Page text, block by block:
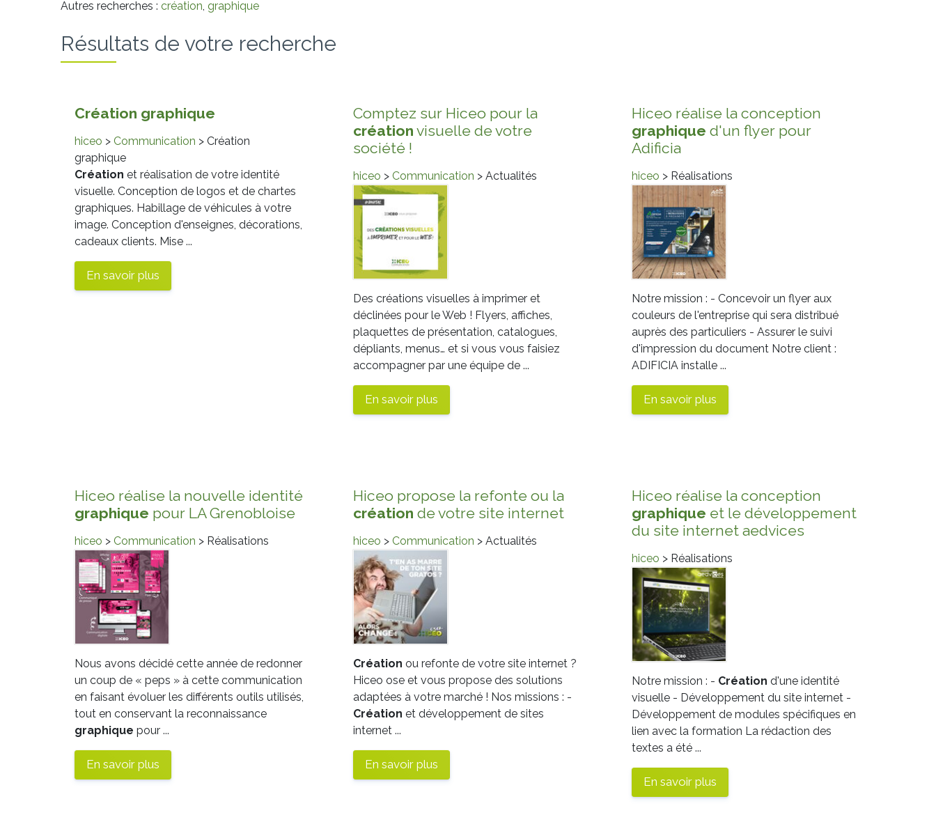
Autres recherches : création, graphique
Résultats de votre recherche
Création graphique
hiceo > Communication > Création
graphique
Création et réalisation de votre identité
visuelle. Conception de logos et de chartes
graphiques. Habillage de véhicules à votre
image. Conception d'enseignes, décorations,
cadeaux clients. Mise ...
En savoir plus
Comptez sur Hiceo pour la
création visuelle de votre
société !
hiceo > Communication > Actualités
Des créations visuelles à imprimer et
déclinées pour le Web ! Flyers, affiches,
plaquettes de présentation, catalogues,
dépliants, menus… et si vous vous faisiez
accompagner par une équipe de ...
En savoir plus
Hiceo réalise la conception
graphique d'un flyer pour
Adificia
hiceo > Réalisations
Notre mission : - Concevoir un flyer aux
couleurs de l'entreprise qui sera distribué
auprès des particuliers - Assurer le suivi
d'impression du document Notre client :
ADIFICIA installe ...
En savoir plus
Hiceo réalise la nouvelle identité
graphique pour LA Grenobloise
hiceo > Communication > Réalisations
Nous avons décidé cette année de redonner
un coup de « peps » à cette communication
en faisant évoluer les différents outils utilisés,
tout en conservant la reconnaissance
graphique pour ...
En savoir plus
Hiceo propose la refonte ou la
création de votre site internet
hiceo > Communication > Actualités
Création ou refonte de votre site internet ?
Hiceo ose et vous propose des solutions
adaptées à votre marché ! Nos missions : -
Création et développement de sites
internet ...
En savoir plus
Hiceo réalise la conception
graphique et le développement
du site internet aedvices
hiceo > Réalisations
Notre mission : - Création d'une identité
visuelle - Développement du site internet -
Développement de modules spécifiques en
lien avec la formation La rédaction des
textes a été ...
En savoir plus